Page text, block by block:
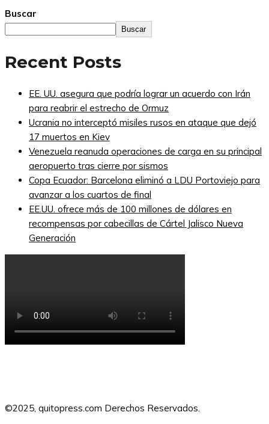
Buscar
Buscar
Recent Posts
EE. UU. asegura que podría lograr un acuerdo con Irán
para reabrir el estrecho de Ormuz
Ucrania no interceptó misiles rusos en ataque que dejó
17 muertos en Kiev
Venezuela reanuda operaciones de carga en su principal
aeropuerto tras cierre por sismos
Copa Ecuador: Barcelona eliminó a LDU Portoviejo para
avanzar a los cuartos de final
EE.UU. ofrece más de 100 millones de dólares en
recompensas por cabecillas de Cártel Jalisco Nueva
Generación
©2025, quitopress.com Derechos Reservados.